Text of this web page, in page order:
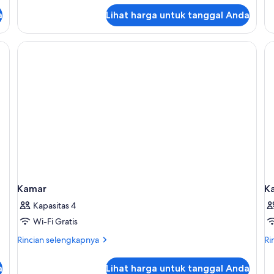
Keluarga
(Orangerie)
Lihat harga untuk tanggal Anda
meja kerja, Wi-Fi gratis, dan seprai linen
Kamar
Kapasitas 4
Wi-Fi Gratis
Rincian selengkapnya
Rincian
Lihat harga untuk tanggal Anda